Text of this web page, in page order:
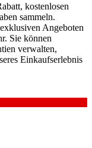
kostenlosen
sammeln.
Angeboten
Sie können
verwalten,
Einkaufserlebnis